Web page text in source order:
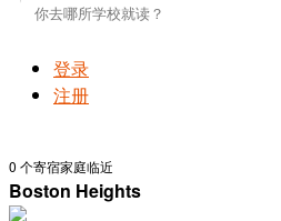
登录
注册
0 个寄宿家庭临近
Boston Heights